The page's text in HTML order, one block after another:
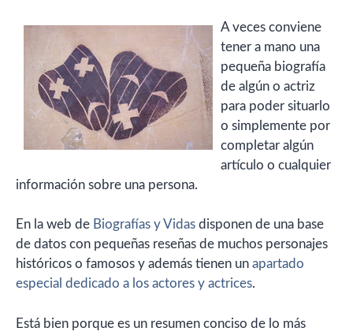
A veces conviene
tener a mano una
pequeña biografía
de algún o actriz
para poder situarlo
o simplemente por
completar algún
artículo o cualquier
información sobre una persona.
En la web de Biografías y Vidas disponen de una base
de datos con pequeñas reseñas de muchos personajes
históricos o famosos y además tienen un apartado
especial dedicado a los actores y actrices.
Está bien porque es un resumen conciso de lo más